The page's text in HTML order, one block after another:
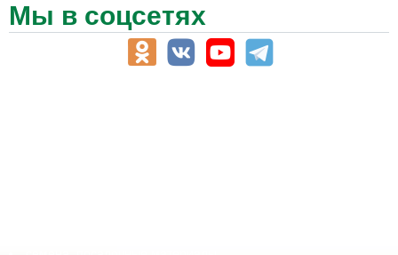
Мы в соцсетях